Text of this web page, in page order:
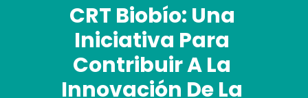
CRT Biobío: Una
Iniciativa Para
Contribuir A La
Innovación De La